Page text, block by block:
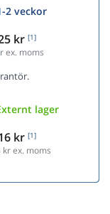
2 veckor
kr [1]
ex. moms
lager
kr [1]
kr ex. moms